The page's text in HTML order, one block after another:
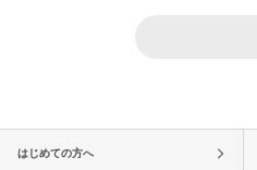
はじめての方へ